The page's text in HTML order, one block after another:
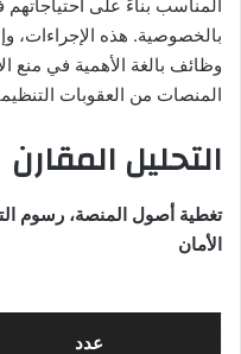
المناسب بناءً على احتياجاتهم
بالخصوصية. هذه الإجراءات،
وظائف بالغة الأهمية في منع
المنصات من العقوبات
التحليل المقارن
تغطية أصول المنصة، رسوم
الأمان
عدد